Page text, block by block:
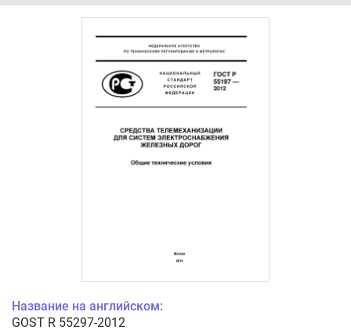
Название на английском:
GOST R 55297-2012